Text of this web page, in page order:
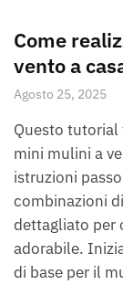
Come
vento a
Agosto 25, 2025
Questo tutorial
mini mulini a
istruzioni
combinazioni
dettagliato per
adorabile.
di base per il